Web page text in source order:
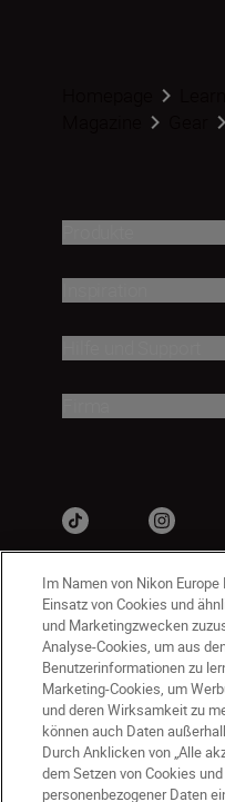
CH Nikon Sites
Kontaktieren Sie uns
Im Namen von Nikon
Einsatz von Cookies und
und Marketingzwecken
Analyse-Cookies, um aus
Benutzerinformationen zu
Marketing-Cookies, um
und deren Wirksamkeit zu
können auch Daten
Durch Anklicken von „Alle
dem Setzen von Cookies
personenbezogener Daten